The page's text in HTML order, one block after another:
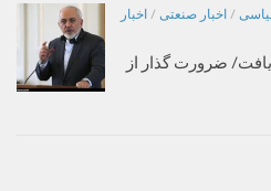
/ اخبار صنعتی / اخبار
ضرورت گذار از